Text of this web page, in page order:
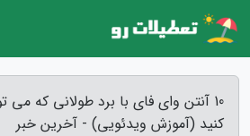
10 آنتن وای فای با برد طولانی که
کنید (آموزش ویدئویی) - آخرین خبر